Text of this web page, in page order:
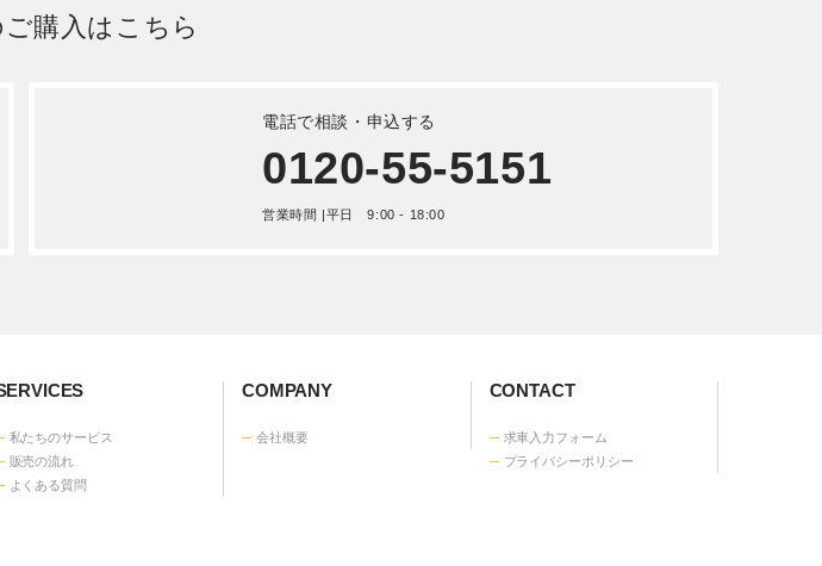
コマツ 油圧ショベル 重機・建機
いすゞ エルフ クレーン 平成 24
建機 平成 8年式50ZA